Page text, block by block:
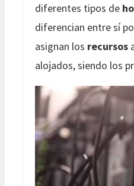
diferentes tipos de
diferencian entre sí
asignan los recursos
alojados, siendo los